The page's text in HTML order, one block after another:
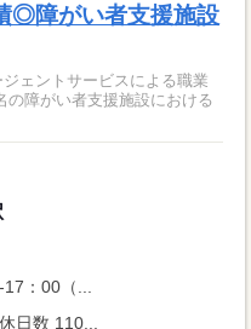
◎障がい者支援施設
ェントサービスによる職業
障がい者支援施設における
：00（...
日数 110...